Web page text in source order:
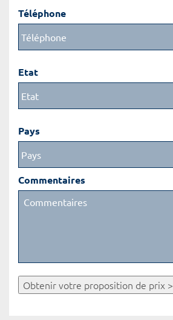
Téléphone
Etat
Pays
Commentaires
Obtenir votre proposition de prix >